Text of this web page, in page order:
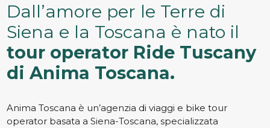
Dall’amore per le Terre di
Siena e la Toscana è nato il
tour operator Ride Tuscany
di Anima Toscana.
Anima Toscana è un’agenzia di viaggi e bike tour
operator basata a Siena-Toscana, specializzata